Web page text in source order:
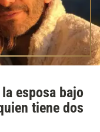
esposa bajo
tiene dos